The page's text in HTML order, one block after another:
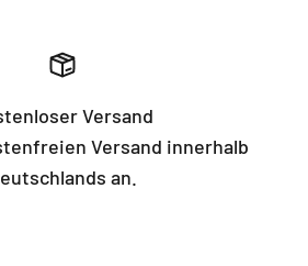
Versand
Versand innerhalb
an.